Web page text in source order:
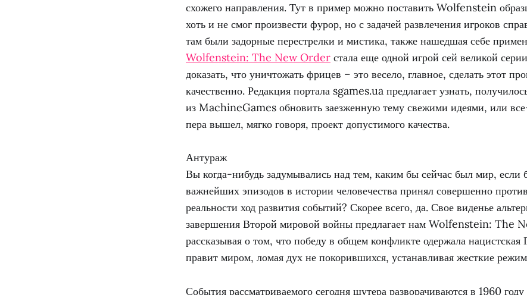
схожего направления. Тут в пример можно поставить Wolfenstein
хоть и не смог произвести фурор, но с задачей развлечения игроков
там были задорные перестрелки и мистика, также нашедшая себе
Wolfenstein: The New Order стала еще одной игрой сей великой
доказать, что уничтожать фрицев – это весело, главное, сделать этот
качественно. Редакция портала sgames.ua предлагает узнать,
из MachineGames обновить заезженную тему свежими идеями, или
пера вышел, мягко говоря, проект допустимого качества.
Антураж
Вы когда-нибудь задумывались над тем, каким бы сейчас был мир, если
важнейших эпизодов в истории человечества принял совершенно
реальности ход развития событий? Скорее всего, да. Свое виденье
завершения Второй мировой войны предлагает нам Wolfenstein: The
рассказывая о том, что победу в общем конфликте одержала нацистская
правит миром, ломая дух не покорившихся, устанавливая жесткие
События рассматриваемого сегодня шутера разворачиваются в 1960